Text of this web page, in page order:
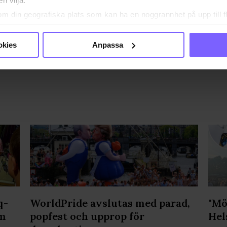
din geografiska plats som kan ha en noggrannhet på upp till
att aktivt skanna den för specifika kännetecken
uppgifter behandlas och ställ in dina preferenser i
användande av vår webbplats.
Anpassa
WorldPride avslutas med parad,
popfest och upprop för